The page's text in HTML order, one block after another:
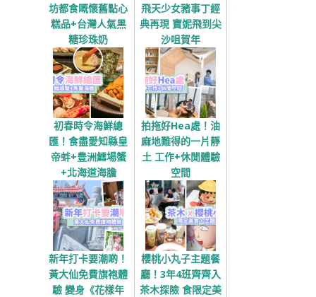
坊都食嘅懷舊點心
糕品+台灣人氣黑
糖珍珠奶
飛天少女豬事丁經
典再現 寶妮飛到尖
沙咀賀年
初春時令海鮮總
匯！食盡愛知縣皇
帝蚌+豊洲鱈場蟹
+北海道海膽
拍拖好Hea處！油
麻地難得的一片靜
土 工作+休閒體驗
空間
新年打卡要潮啲！
黃大仙免費旗袍體
驗 變身《花樣年
櫻桃小丸子主題餐
廳！3年4班齊齊入
茶木探險 食限定美